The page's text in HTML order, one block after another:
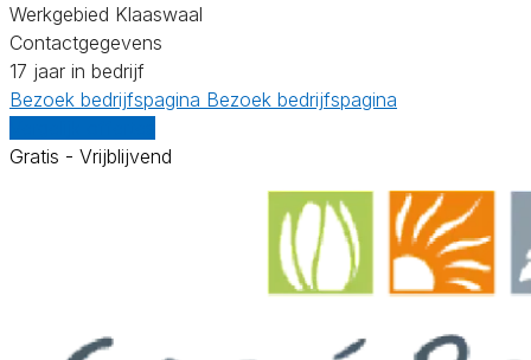
Werkgebied Klaaswaal
Contactgegevens
17 jaar in bedrijf
Bezoek bedrijfspagina Bezoek bedrijfspagina
Gratis - Vrijblijvend